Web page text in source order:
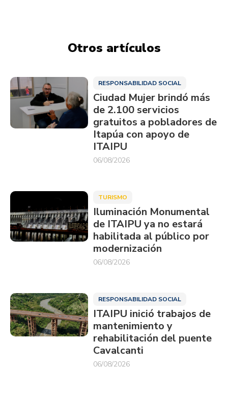
Otros artículos
RESPONSABILIDAD SOCIAL
Ciudad Mujer brindó más
de 2.100 servicios
gratuitos a pobladores de
Itapúa con apoyo de
ITAIPU
06/08/2026
TURISMO
Iluminación Monumental
de ITAIPU ya no estará
habilitada al público por
modernización
06/08/2026
RESPONSABILIDAD SOCIAL
ITAIPU inició trabajos de
mantenimiento y
rehabilitación del puente
Cavalcanti
06/08/2026